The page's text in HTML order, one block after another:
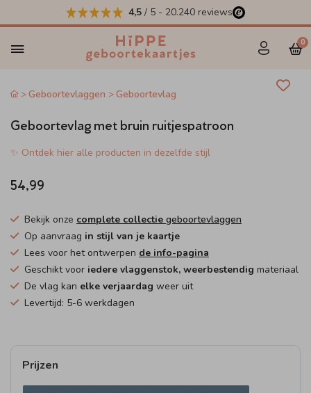
4,5 / 5 - 20.240 reviews
0
Geboortevlaggen Geboortevlag
Geboortevlag met bruin ruitjespatroon
✨ Ontdek hier alle producten in dezelfde stijl
54,99
Bekijk onze complete collectie geboortevlaggen
Op aanvraag in stijl van je kaartje
Lees voor het ontwerpen de info-pagina
Geschikt voor iedere vlaggenstok, weerbestendig materiaal
De vlag kan elke verjaardag weer uit
Levertijd: 5-6 werkdagen
Prijzen